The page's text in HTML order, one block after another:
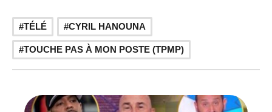
TÉLÉ CYRIL HANOUNA
TOUCHE PAS À MON POSTE (TPMP)